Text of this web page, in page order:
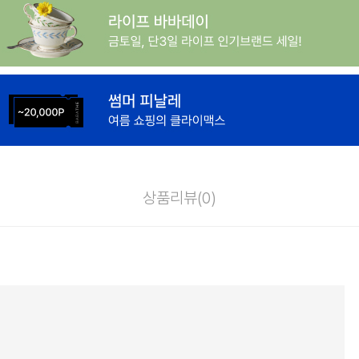
상품리뷰(0)